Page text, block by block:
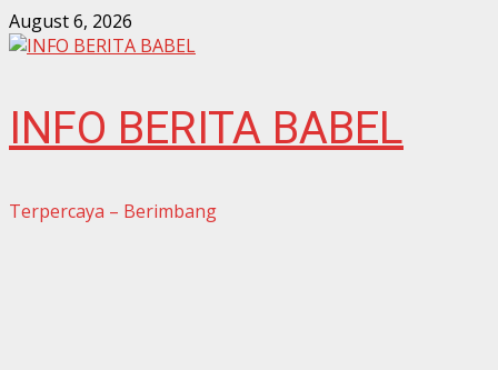
Skip
to
August 6, 2026
INFO BERITA BABEL
Terpercaya – Berimbang